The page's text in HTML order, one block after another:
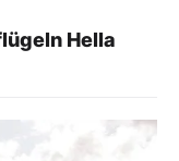
Hella